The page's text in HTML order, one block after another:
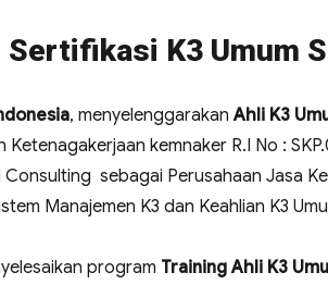
Sertifikasi K3 Umum
, menyelenggarakanAhli K3
Ketenagakerjaan kemnaker R.I No :
Consulting sebagai Perusahaan Jasa
Manajemen K3 dan Keahlian K3
program Training Ahli K3